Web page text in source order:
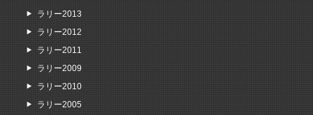
ラリー2013
ラリー2012
ラリー2011
ラリー2009
ラリー2010
ラリー2005